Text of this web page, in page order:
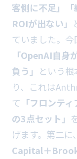
客側に不足」
ROIが出ない」
ていました。今
「OpenAI自身
負う」
という
り、これは
て 「フロンテ
の3点セット」
げます。第二に、
Capital＋